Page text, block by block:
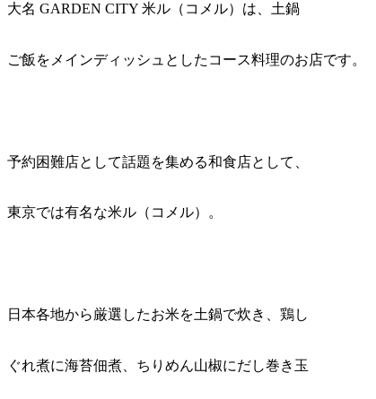
大名 GARDEN CITY 米ル（コメル）は、土鍋
ご飯をメインディッシュとしたコース料理のお店です。
予約困難店として話題を集める和食店として、
東京では有名な米ル（コメル）。
日本各地から厳選したお米を土鍋で炊き、鶏し
ぐれ煮に海苔佃煮、ちりめん山椒にだし巻き玉